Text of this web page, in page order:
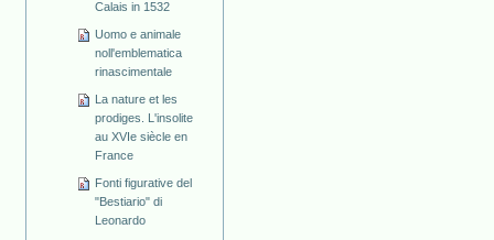
Calais in 1532
Uomo e animale
noll'emblematica
rinascimentale
La nature et les
prodiges. L'insolite
au XVIe siècle en
France
Fonti figurative del
"Bestiario" di
Leonardo